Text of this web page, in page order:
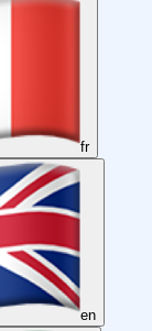
fr
en